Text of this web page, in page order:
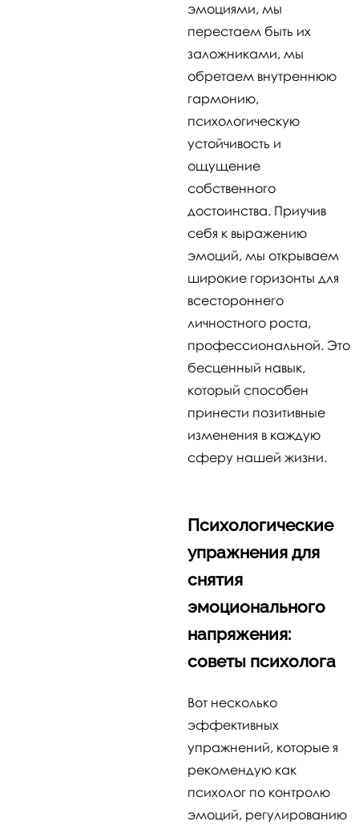
эмоциями, мы
перестаем быть их
заложниками, мы
обретаем внутреннюю
гармонию,
психологическую
устойчивость и
ощущение
собственного
достоинства. Приучив
себя к выражению
эмоций, мы открываем
широкие горизонты для
всестороннего
личностного роста,
профессиональной. Это
бесценный навык,
который способен
принести позитивные
изменения в каждую
сферу нашей жизни.
Психологические
упражнения для
снятия
эмоционального
напряжения:
советы психолога
Вот несколько
эффективных
упражнений, которые я
рекомендую как
психолог по контролю
эмоций, регулированию